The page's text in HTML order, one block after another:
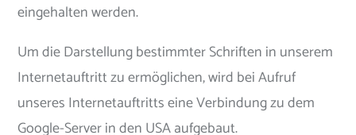
eingehalten werden.
Um die Darstellung bestimmter Schriften in unserem
Internetauftritt zu ermöglichen, wird bei Aufruf
unseres Internetauftritts eine Verbindung zu dem
Google-Server in den USA aufgebaut.